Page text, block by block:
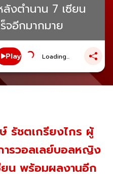
งตำนาน 7 เซียน
จอีกมากมาย
Play Loading...
รัชตเกรียงไกร ผู้
ารวอลเลย์บอลหญิง
ยน พร้อมผลงานอีก